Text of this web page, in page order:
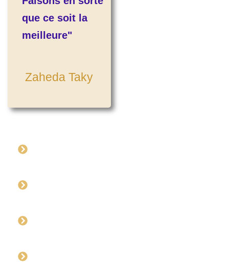
que ce soit la
meilleure"
Zaheda Taky